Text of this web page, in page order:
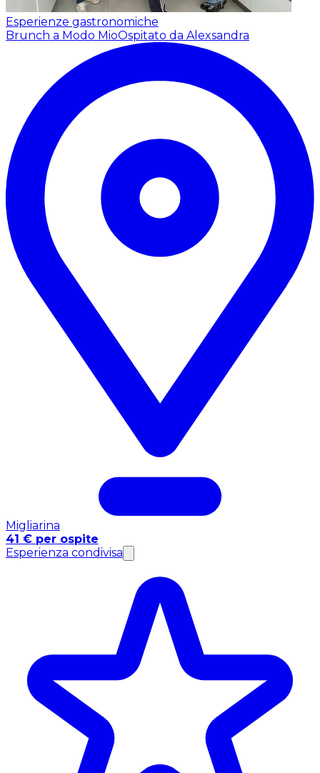
Esperienze gastronomiche
Brunch a Modo MioOspitato da Alexsandra
Migliarina
41 € per ospite
Esperienza condivisa